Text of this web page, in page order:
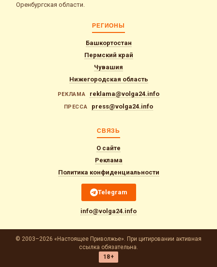
Оренбургская области.
РЕГИОНЫ
Башкортостан
Пермский край
Чувашия
Нижегородская область
РЕКЛАМА reklama@volga24.info
ПРЕССА press@volga24.info
СВЯЗЬ
О сайте
Реклама
Политика конфиденциальности
Telegram
info@volga24.info
© 2003–2026 «Настоящее Приволжье». При цитировании активная
ссылка обязательна.
18+